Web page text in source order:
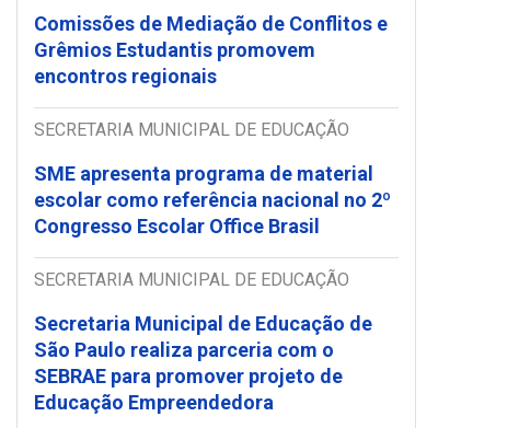
Comissões de Mediação de Conflitos e
Grêmios Estudantis promovem
encontros regionais
SECRETARIA MUNICIPAL DE EDUCAÇÃO
SME apresenta programa de material
escolar como referência nacional no 2º
Congresso Escolar Office Brasil
SECRETARIA MUNICIPAL DE EDUCAÇÃO
Secretaria Municipal de Educação de
São Paulo realiza parceria com o
SEBRAE para promover projeto de
Educação Empreendedora